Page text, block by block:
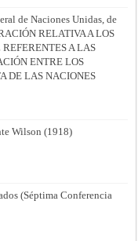
de Naciones Unidas, de
RELATIVA A LOS
A LAS
ENTRE LOS
DE LAS NACIONES
Wilson (1918)
(Séptima Conferencia